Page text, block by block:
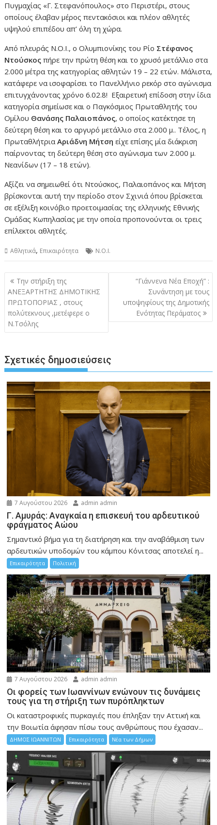
Πυγμαχίας «Γ. Στεφανόπουλος» στο Περιστέρι, στους
οποίους έλαβαν μέρος πεντακόσιοι και πλέον αθλητές
υψηλού επιπέδου απ’ όλη τη χώρα.
Από πλευράς Ν.Ο.Ι., ο Ολυμπιονίκης του Ρίο Στέφανος
Ντούσκος πήρε την πρώτη θέση και το χρυσό μετάλλιο στα
2.000 μέτρα της κατηγορίας αθλητών 19 – 22 ετών. Μάλιστα,
κατάφερε να ισοφαρίσει το Πανελλήνιο ρεκόρ στο αγώνισμα
επιτυγχάνοντας χρόνο 6.02.8! Εξαιρετική επίδοση στην ίδια
κατηγορία σημείωσε και ο Παγκόσμιος Πρωταθλητής του
Ομίλου Θανάσης Παλαιοπάνος, ο οποίος κατέκτησε τη
δεύτερη θέση και το αργυρό μετάλλιο στα 2.000 μ.. Τέλος, η
ΠρωταθλήτριαΑριάδνη Μήτση είχε επίσης μία διάκριση
παίρνοντας τη δεύτερη θέση στο αγώνισμα των 2.000 μ.
Νεανίδων (17 – 18 ετών).
Aξίζει να σημειωθεί ότι Ντούσκος, Παλαιοπάνος και Μήτση
βρίσκονται αυτή την περίοδο στον Σχινιά όπου βρίσκεται
σε εξέλιξη κοινόβιο προετοιμασίας της ελληνικής Εθνικής
Ομάδας Κωπηλασίας με την οποία προπονούνται οι τρεις
επίλεκτοι αθλητές.
Αθλητικά, Επικαιρότητα Ν.Ο.Ι.
Πλοήγηση
άρθρων
Την στήριξη της
ΑΝΕΞΑΡΤΗΤΗΣ ΔΗΜΟΤΙΚΗΣ
ΠΡΩΤΟΠΟΡΙΑΣ , στους
πολύτεκνους ,μετέφερε ο
Ν.Τσόλης
“Γιάννενα Νέα Εποχή” :
Συνάντηση με τους
υποψηφίους της Δημοτικής
Ενότητας Περάματος
Σχετικές δημοσιεύσεις
7 Αυγούστου 2026 admin admin
Γ. Αμυράς: Αναγκαία η επισκευή του αρδευτικού
φράγματος Αώου
Σημαντικό βήμα για τη διατήρηση και την αναβάθμιση των
αρδευτικών υποδομών του κάμπου Κόνιτσας αποτελεί η...
Επικαιρότητα Πολιτική
7 Αυγούστου 2026 admin admin
Οι φορείς των Ιωαννίνων ενώνουν τις δυνάμεις
τους για τη στήριξη των πυρόπληκτων
Οι καταστροφικές πυρκαγιές που έπληξαν την Αττική και
την Bοιωτία άφησαν πίσω τους ανθρώπους που έχασαν...
ΔΗΜΟΣ ΙΩΑΝΝΙΤΩΝ Επικαιρότητα Νέα των Δήμων